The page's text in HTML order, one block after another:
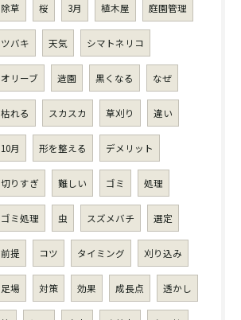
除草 桜 3月 植木屋 庭園管理
ツバキ 天気 シマトネリコ
オリーブ 造園 黒くなる なぜ
枯れる スカスカ 草刈り 違い
10月 形を整える デメリット
切りすぎ 難しい ゴミ 処理
ゴミ処理 虫 スズメバチ 選定
前提 コツ タイミング 刈り込み
足場 対策 効果 成長点 透かし